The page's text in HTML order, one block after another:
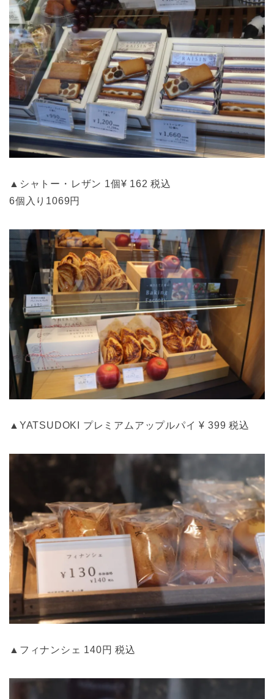
▲シャトー・レザン 1個¥ 162 税込
6個入り1069円
▲YATSUDOKI プレミアムアップルパイ ¥ 399 税込
▲フィナンシェ 140円 税込